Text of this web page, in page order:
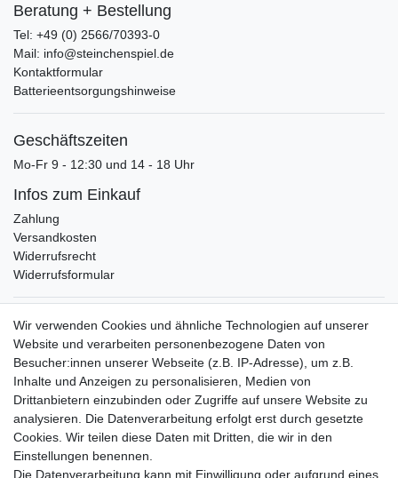
Beratung + Bestellung
Tel: +49 (0) 2566/70393-0
Mail: info@steinchenspiel.de
Kontaktformular
Batterieentsorgungshinweise
Geschäftszeiten
Mo-Fr 9 - 12:30 und 14 - 18 Uhr
Infos zum Einkauf
Zahlung
Versandkosten
Widerrufsrecht
Widerrufsformular
Verpackungslizenz
bei der Landbell AG
Zahlungsarten
Vorabüberweisung
Rechnungskauf
Zahlung bei Abholung
PayPal (inkl. Kreditkarten)
Wir verwenden Cookies und ähnliche Technologien auf unserer
Website und verarbeiten personenbezogene Daten von
Besucher:innen unserer Webseite (z.B. IP-Adresse), um z.B.
Inhalte und Anzeigen zu personalisieren, Medien von
Drittanbietern einzubinden oder Zugriffe auf unsere Website zu
analysieren. Die Datenverarbeitung erfolgt erst durch gesetzte
Cookies. Wir teilen diese Daten mit Dritten, die wir in den
Einstellungen benennen.
Die Datenverarbeitung kann mit Einwilligung oder aufgrund eines